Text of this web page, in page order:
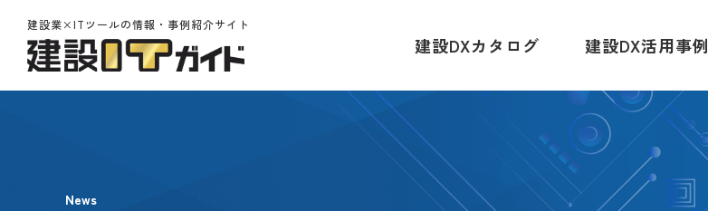
建設業×ITツールの情報・事例紹介サイト
建設DXカタログ 建設DX活用事例
News